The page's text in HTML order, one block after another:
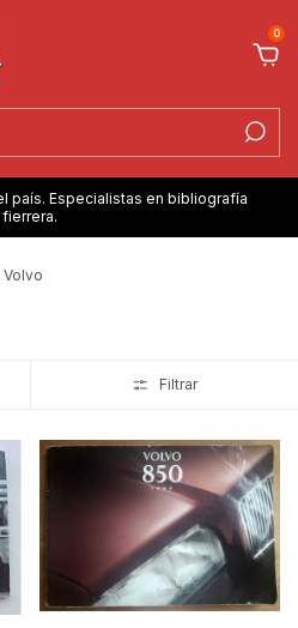
0
país. Especialistas en bibliografía
fierrera.
Volvo
Filtrar